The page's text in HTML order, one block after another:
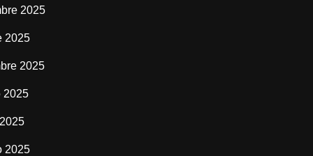
2025
2025
2025
2025
2025